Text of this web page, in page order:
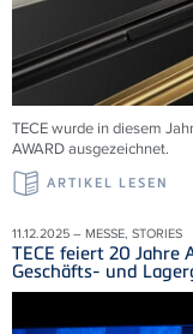
TECE wurde in diesem
AWARD ausgezeichnet.
ARTIKEL LESEN
11.12.2025 – MESSE, STORIES
TECE feiert 20
Geschäfts- und